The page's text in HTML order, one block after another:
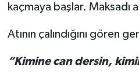
kaçmaya başlar. Maksadı
Atının çalındığını gören
“Kimine can dersin,